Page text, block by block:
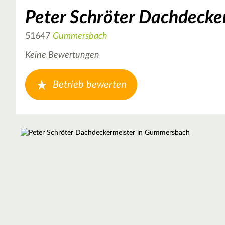
Peter Schröter
51647 Gummersbach
Keine Bewertungen
Betrieb bewerten